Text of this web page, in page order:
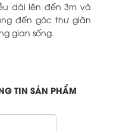
dài lên đến 3m và
đến góc thư giãn
gian sống.
TIN SẢN PHẨM